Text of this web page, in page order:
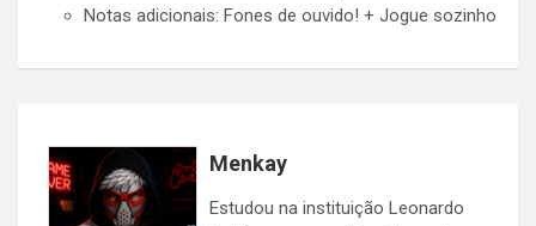
Notas adicionais: Fones de ouvido! + Jogue sozinho
Menkay
Estudou na instituição Leonardo